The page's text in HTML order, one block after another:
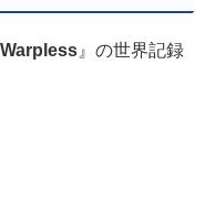
』の世界記録